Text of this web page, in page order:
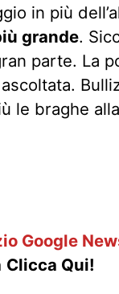
in più
grande.
parte. La
le braghe
Google
Clicca Qui!